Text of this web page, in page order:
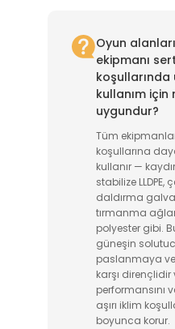
Oyun
ekipmanı
koşullarında
kullanım için
uygundur?
Tüm
koşullarına
kullanır —
stabilize LLDPE,
daldırma
tırmanma
polyester gibi.
güneşin
paslanmaya
karşı dirençlidir
performansını
aşırı iklim
boyunca korur.